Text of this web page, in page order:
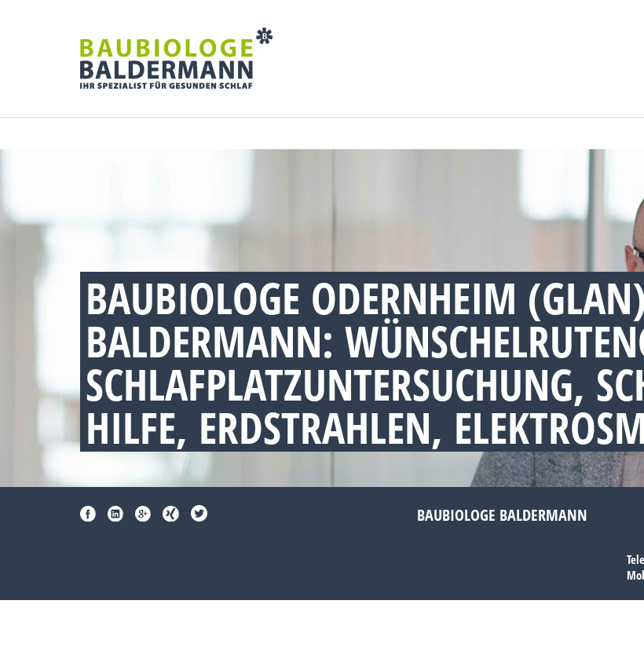
BAUBIOLOGE ODERNHEIM
BALDERMANN:
SCHLAFPLATZUNTERSUCHUNG,
HILFE, ERDSTRAHLEN,
BAUBIOLOGE BALDERMANN